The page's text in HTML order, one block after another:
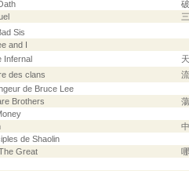
Sis
and I
Infernal
des clans
de Bruce Lee
Brothers
de Shaolin
Great